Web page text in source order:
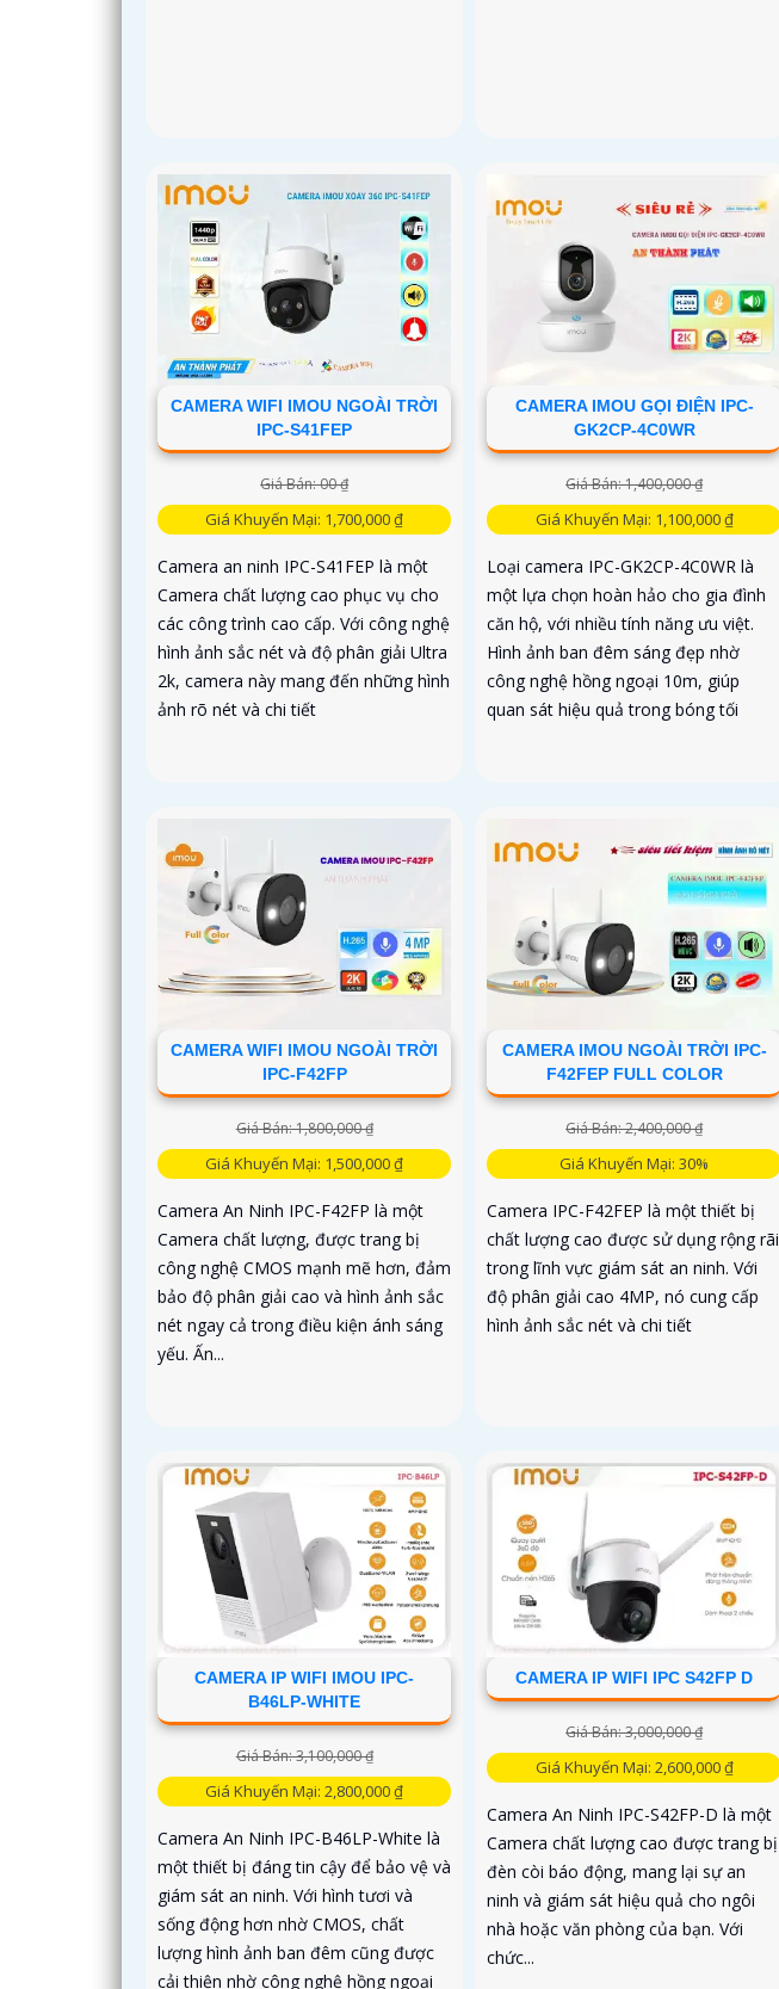
CAMERA WIFI IMOU NGOÀI TRỜI
IPC-S41FEP
Giá Bán: 00 ₫
Giá Khuyến Mại: 1,700,000 ₫
Camera an ninh IPC-S41FEP là một
Camera chất lượng cao phục vụ cho
các công trình cao cấp. Với công nghệ
hình ảnh sắc nét và độ phân giải Ultra
2k, camera này mang đến những hình
ảnh rõ nét và chi tiết
CAMERA IMOU GỌI ĐIỆN IPC-
GK2CP-4C0WR
Giá Bán: 1,400,000 ₫
Giá Khuyến Mại: 1,100,000 ₫
Loại camera IPC-GK2CP-4C0WR là
một lựa chọn hoàn hảo cho gia đình
căn hộ, với nhiều tính năng ưu việt.
Hình ảnh ban đêm sáng đẹp nhờ
công nghệ hồng ngoại 10m, giúp
quan sát hiệu quả trong bóng tối
CAMERA WIFI IMOU NGOÀI TRỜI
IPC-F42FP
Giá Bán: 1,800,000 ₫
Giá Khuyến Mại: 1,500,000 ₫
Camera An Ninh IPC-F42FP là một
Camera chất lượng, được trang bị
công nghệ CMOS mạnh mẽ hơn, đảm
bảo độ phân giải cao và hình ảnh sắc
nét ngay cả trong điều kiện ánh sáng
yếu. Ấn...
CAMERA IMOU NGOÀI TRỜI IPC-
F42FEP FULL COLOR
Giá Bán: 2,400,000 ₫
Giá Khuyến Mại: 30%
Camera IPC-F42FEP là một thiết bị
chất lượng cao được sử dụng rộng rãi
trong lĩnh vực giám sát an ninh. Với
độ phân giải cao 4MP, nó cung cấp
hình ảnh sắc nét và chi tiết
CAMERA IP WIFI IMOU IPC-
B46LP-WHITE
Giá Bán: 3,100,000 ₫
Giá Khuyến Mại: 2,800,000 ₫
Camera An Ninh IPC-B46LP-White là
một thiết bị đáng tin cậy để bảo vệ và
giám sát an ninh. Với hình tươi và
sống động hơn nhờ CMOS, chất
lượng hình ảnh ban đêm cũng được
cải thiện nhờ công nghệ hồng ngoại
CAMERA IP WIFI IPC S42FP D
Giá Bán: 3,000,000 ₫
Giá Khuyến Mại: 2,600,000 ₫
Camera An Ninh IPC-S42FP-D là một
Camera chất lượng cao được trang bị
đèn còi báo động, mang lại sự an
ninh và giám sát hiệu quả cho ngôi
nhà hoặc văn phòng của bạn. Với
chức...